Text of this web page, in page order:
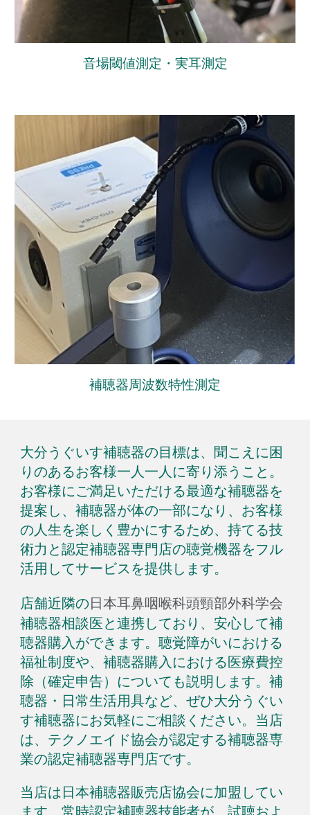
音場閾値測定・実耳測定
補聴器周波数特性測定
大分うぐいす補聴器の目標は、聞こえに困
りのあるお客様一人一人に寄り添うこと。
お客様にご満足いただける最適な補聴器を
提案し、補聴器が体の一部にな り、お客様
の人生を楽しく豊かにするため、持てる技
術力と認定補聴器専門店の聴覚機器をフル
活用してサービスを提供します。
店舗近隣の日本耳鼻咽喉科頭頸部外科学会
補聴器相談医と連携しており、安心して補
聴器購入ができます。聴覚障がいにおける
福祉制度や、補聴器購入における医療費控
除（確定申告）についても説明します。補
聴器 ・ 日常生活用具など、ぜひ大分うぐい
す補聴器にお気軽にご相談ください。当店
は、テクノエイド協会が認定する補聴器専
業の認定補聴器専門店です。
当店は日本補聴器販売店協会に加盟してい
ます。常時認定補聴器技能者が、試聴およ